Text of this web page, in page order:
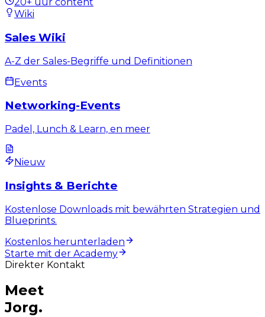
Wiki
Sales Wiki
A-Z der Sales-Begriffe und Definitionen
Events
Networking-Events
Padel, Lunch & Learn, en meer
Nieuw
Insights & Berichte
Kostenlose Downloads mit bewährten Strategien und
Blueprints.
Kostenlos herunterladen
Starte mit der Academy
Direkter Kontakt
Meet
Jorg.